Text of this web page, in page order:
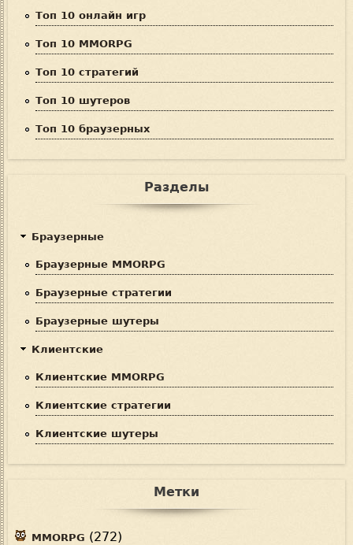
Топ 10 онлайн игр
Топ 10 MMORPG
Топ 10 стратегий
Топ 10 шутеров
Топ 10 браузерных
Разделы
Браузерные
Браузерные MMORPG
Браузерные стратегии
Браузерные шутеры
Клиентские
Клиентские MMORPG
Клиентские стратегии
Клиентские шутеры
Метки
MMORPG (272)